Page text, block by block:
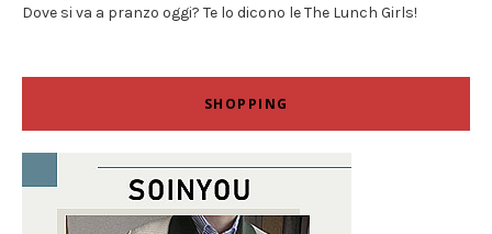
Dove si va a pranzo oggi? Te lo dicono le The Lunch Girls!
SHOPPING